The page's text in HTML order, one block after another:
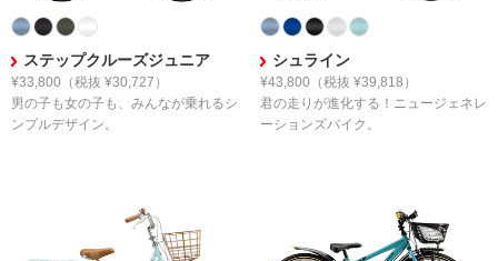
ステップクルーズジュニア
¥33,800 （税抜 ¥30,727）
男の子も女の子も、 みんなが乗れるシ
ンプルデザイン。
シュライン
¥43,800 （税抜 ¥39,818）
君の走りが進化する！ ニュージェネレ
ーションズバイク。